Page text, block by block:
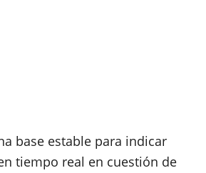
base estable para indicar
tiempo real en cuestión de